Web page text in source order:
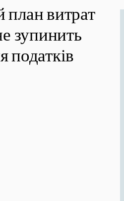
витрат
зупинить
податків